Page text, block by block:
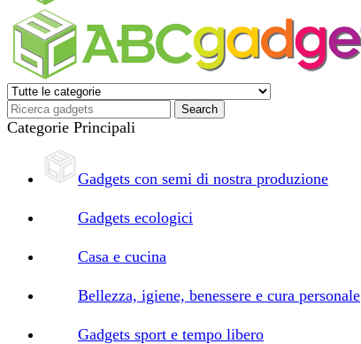
Categorie Principali
Gadgets con semi di nostra produzione
Gadgets ecologici
Casa e cucina
Bellezza, igiene, benessere e cura personale
Gadgets sport e tempo libero